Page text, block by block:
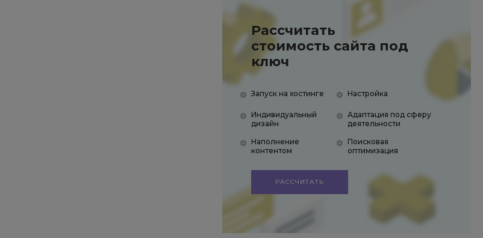
Рассчитать
стоимость сайта под
ключ
Запуск на хостинге
Индивидуальный
дизайн
Наполнение
контентом
Настройка
Адаптация под сферу
деятельности
Поисковая
оптимизация
РАССЧИТАТЬ